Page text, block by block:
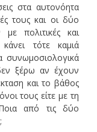
στα αυτονόητα
τους και οι δύο
πολιτικές και
τότε καμιά
συνωμοσιολογικά
ξέρω αν έχουν
και το βάθος
τους είτε με τη
από τις δύο